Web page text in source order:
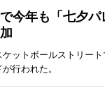
今年も「七夕
ットボールストリー
行われた。